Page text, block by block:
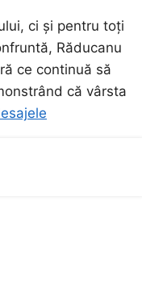
ci și pentru toți
Răducanu
ce continuă să
că vârsta